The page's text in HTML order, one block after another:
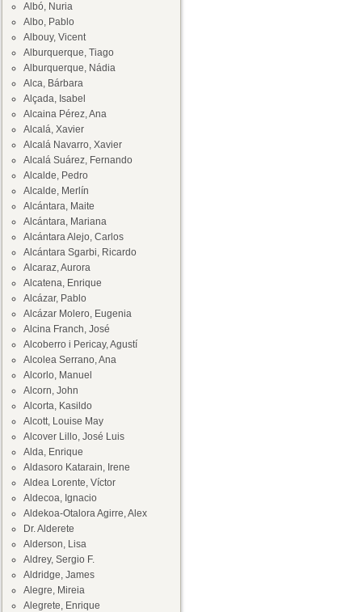
Albó, Nuria
Albo, Pablo
Albouy, Vicent
Alburquerque, Tiago
Alburquerque, Nádia
Alca, Bárbara
Alçada, Isabel
Alcaina Pérez, Ana
Alcalá, Xavier
Alcalá Navarro, Xavier
Alcalá Suárez, Fernando
Alcalde, Pedro
Alcalde, Merlín
Alcántara, Maite
Alcántara, Mariana
Alcántara Alejo, Carlos
Alcántara Sgarbi, Ricardo
Alcaraz, Aurora
Alcatena, Enrique
Alcázar, Pablo
Alcázar Molero, Eugenia
Alcina Franch, José
Alcoberro i Pericay, Agustí
Alcolea Serrano, Ana
Alcorlo, Manuel
Alcorn, John
Alcorta, Kasildo
Alcott, Louise May
Alcover Lillo, José Luis
Alda, Enrique
Aldasoro Katarain, Irene
Aldea Lorente, Víctor
Aldecoa, Ignacio
Aldekoa-Otalora Agirre, Alex
Dr. Alderete
Alderson, Lisa
Aldrey, Sergio F.
Aldridge, James
Alegre, Mireia
Alegrete, Enrique